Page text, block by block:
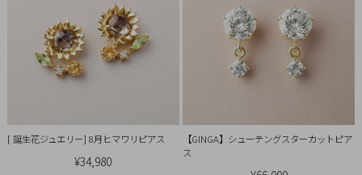
[ 誕生花ジュエリー] 8月ヒマワリピアス
¥34,980
【GINGA】シューテングスターカットピア
ス